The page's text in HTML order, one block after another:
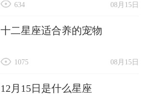
08月15日
634
十二星座适合养的宠物
08月15日
1075
12月15日是什么星座